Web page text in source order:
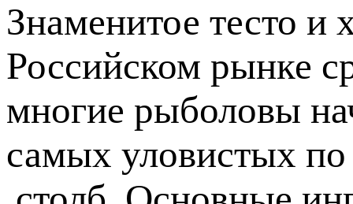
Знаменитое тесто и
Российском рынке
многие рыболовы
самых уловистых